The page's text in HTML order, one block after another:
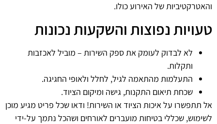
והאטרקטיביות של האירוע כולו.
טעויות נפוצות והשקעות נכונות
לא לבדוק לעומק את ספק השירות – מוביל לאכזבות
ותקלות.
התעלמות מהתאמה לגיל, לחלל ולאופי החגיגה.
שכחת תיאום התקנות, גישה ומיקום הציוד.
אל תתפשרו על איכות הציוד או השירות! ודאו שכל פריט מגיע מוכן
לשימוש, שכללי בטיחות מועברים לאורחים ושהכל נתמך על-ידי